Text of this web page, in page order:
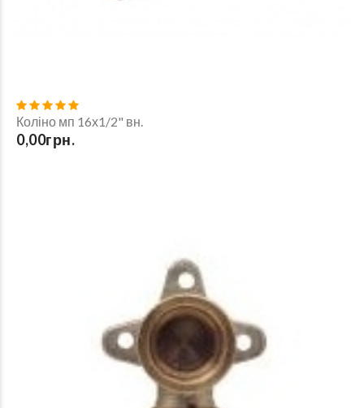
Коліно мп 16х1/2" вн.
0,00грн.